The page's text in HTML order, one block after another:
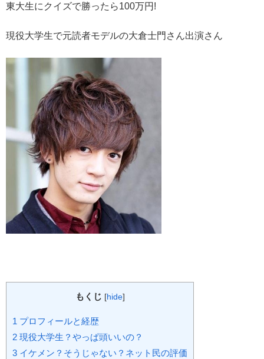
東大生にクイズで勝ったら100万円!
現役大学生で元読者モデルの大倉士門さん出演さん
もくじ [hide]
1 プロフィールと経歴
2 現役大学生？やっぱ頭いいの？
3 イケメン？そうじゃない？ネット民の評価